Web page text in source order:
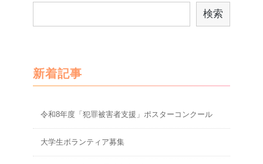
索
検索
新着記事
令和8年度「犯罪被害者支援」ポスターコンクール
大学生ボランティア募集